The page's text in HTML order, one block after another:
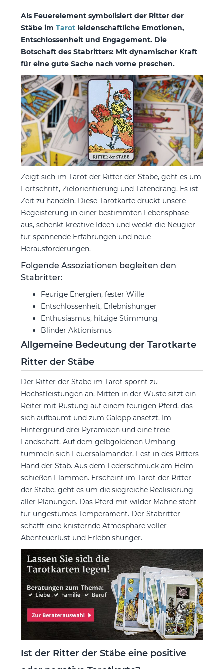
Als Feuerelement symbolisiert der Ritter der
Stäbe im Tarot leidenschaftliche Emotionen,
Entschlossenheit und Engagement. Die
Botschaft des Stabritters: Mit dynamischer Kraft
für eine gute Sache nach vorne preschen.
Zeigt sich im Tarot der Ritter der Stäbe, geht es um
Fortschritt, Zielorientierung und Tatendrang. Es ist
Zeit zu handeln. Diese Tarotkarte drückt unsere
Begeisterung in einer bestimmten Lebensphase
aus, schenkt kreative Ideen und weckt die Neugier
für spannende Erfahrungen und neue
Herausforderungen.
Folgende Assoziationen begleiten den
Stabritter:
Feurige Energien, fester Wille
Entschlossenheit, Erlebnishunger
Enthusiasmus, hitzige Stimmung
Blinder Aktionismus
Allgemeine Bedeutung der Tarotkarte
Ritter der Stäbe
Der Ritter der Stäbe im Tarot spornt zu
Höchstleistungen an. Mitten in der Wüste sitzt ein
Reiter mit Rüstung auf einem feurigen Pferd, das
sich aufbäumt und zum Galopp ansetzt. Im
Hintergrund drei Pyramiden und eine freie
Landschaft. Auf dem gelbgoldenen Umhang
tummeln sich Feuersalamander. Fest in des Ritters
Hand der Stab. Aus dem Federschmuck am Helm
schießen Flammen. Erscheint im Tarot der Ritter
der Stäbe, geht es um die siegreiche Realisierung
aller Planungen. Das Pferd mit wilder Mähne steht
für ungestümes Temperament. Der Stabritter
schafft eine knisternde Atmosphäre voller
Abenteuerlust und Erlebnishunger.
Ist der Ritter der Stäbe eine positive